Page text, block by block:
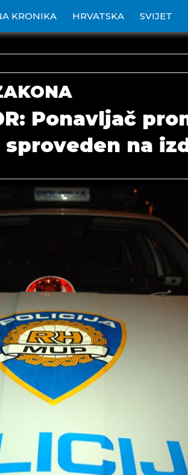
KRONIKA HRVATSKA SVIJET
Ponavljač
na